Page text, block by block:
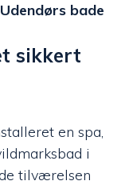
Udendørs bade
sikkert
en spa,
i
tilværelsen